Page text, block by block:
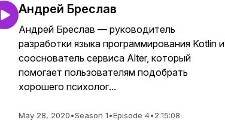
Андрей Бреслав
Андрей Бреслав — руководитель
разработки языка программирования Kotlin и
сооснователь сервиса Alter, который
помогает пользователям подобрать
хорошего психолог...
May 28, 2020•Season 1•Episode 4•2:15:08